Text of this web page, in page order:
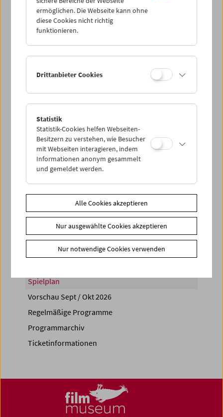
Do 24.11.
Sa 26.11.
PROGRAMM ÜBERBLICK
Share on
Spielplan
Vorschau Sept / Okt 2026
Regelmäßige Programme
Programmarchiv
Ticketinformationen
ermöglichen. Die Webseite kann ohne
diese Cookies nicht richtig
funktionieren.
Drittanbieter Cookies
Statistik
Statistik-Cookies helfen Webseiten-
Besitzern zu verstehen, wie Besucher
mit Webseiten interagieren, indem
Informationen anonym gesammelt
und gemeldet werden.
Alle Cookies akzeptieren
Nur ausgewählte Cookies akzeptieren
Nur notwendige Cookies verwenden